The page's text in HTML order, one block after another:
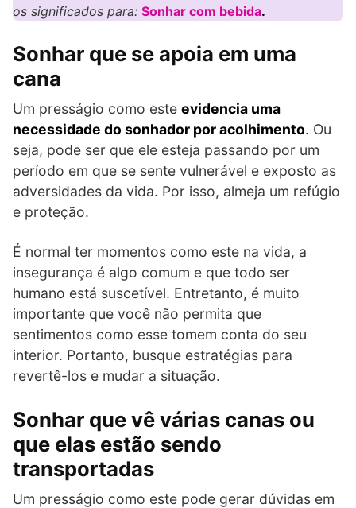
os significados para: Sonhar com bebida.
Sonhar que se apoia em uma
cana
Um presságio como este evidencia uma
necessidade do sonhador por acolhimento. Ou
seja, pode ser que ele esteja passando por um
período em que se sente vulnerável e exposto as
adversidades da vida. Por isso, almeja um refúgio
e proteção.
É normal ter momentos como este na vida, a
insegurança é algo comum e que todo ser
humano está suscetível. Entretanto, é muito
importante que você não permita que
sentimentos como esse tomem conta do seu
interior. Portanto, busque estratégias para
revertê-los e mudar a situação.
Sonhar que vê várias canas ou
que elas estão sendo
transportadas
Um presságio como este pode gerar dúvidas em